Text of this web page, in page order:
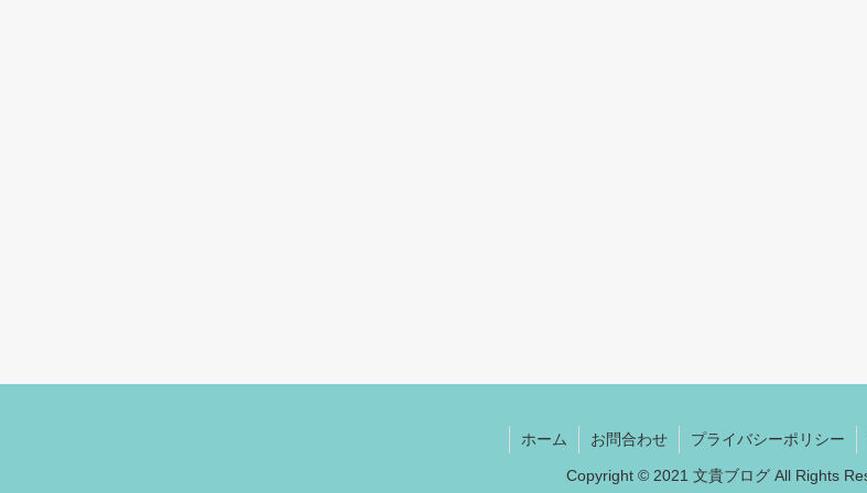
ホーム お問合わせ プライバシーポリシー
Copyright © 2021 文貴ブログ All Rights